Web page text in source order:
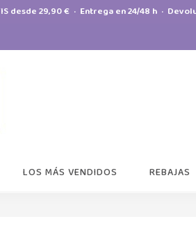
desde 29,90 € · Entrega en 24/48 h ·
LOS MÁS VENDIDOS REBAJAS